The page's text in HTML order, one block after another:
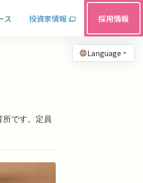
Language
ス 投資家情報 採用情報
です。定員